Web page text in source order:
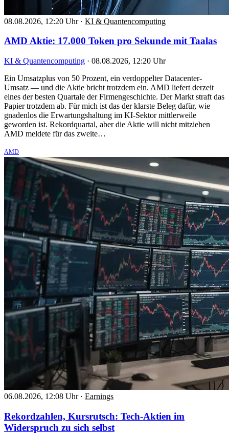
08.08.2026, 12:20 Uhr · KI & Quantencomputing
AMD Aktie: 17.000 Token pro Sekunde mit Taalas
KI & Quantencomputing · 08.08.2026, 12:20 Uhr
Ein Umsatzplus von 50 Prozent, ein verdoppelter Datacenter-
Umsatz — und die Aktie bricht trotzdem ein. AMD liefert derzeit
eines der besten Quartale der Firmengeschichte. Der Markt straft das
Papier trotzdem ab. Für mich ist das der klarste Beleg dafür, wie
gnadenlos die Erwartungshaltung im KI-Sektor mittlerweile
geworden ist. Rekordquartal, aber die Aktie will nicht mitziehen
AMD meldete für das zweite…
AMD
06.08.2026, 12:08 Uhr · Earnings
Rekordzahlen, Kursrutsch: Tech-Aktien im
Widerspruch zu sich selbst